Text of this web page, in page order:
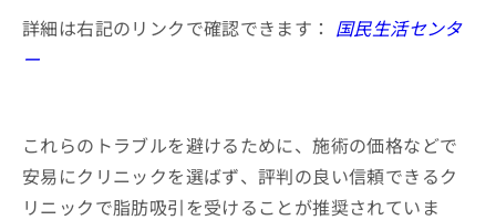
詳細は右記のリンクで確認できます： 国民生活センタ
ー
これらのトラブルを避けるために、施術の価格などで
安易にクリニックを選ばず、評判の良い信頼できるク
リニックで脂肪吸引を受けることが推奨されていま